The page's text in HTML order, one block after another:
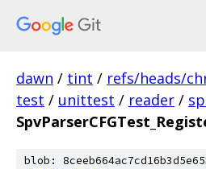
dawn / tint / refs/heads/
test / unittest / reader /
blob: